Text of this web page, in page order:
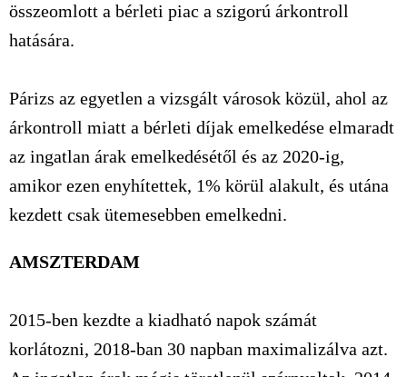
összeomlott a bérleti piac a szigorú árkontroll
hatására.
Párizs az egyetlen a vizsgált városok közül, ahol az
árkontroll miatt a bérleti díjak emelkedése elmaradt
az ingatlan árak emelkedésétől és az 2020-ig,
amikor ezen enyhítettek, 1% körül alakult, és utána
kezdett csak ütemesebben emelkedni.
AMSZTERDAM
2015-ben kezdte a kiadható napok számát
korlátozni, 2018-ban 30 napban maximalizálva azt.